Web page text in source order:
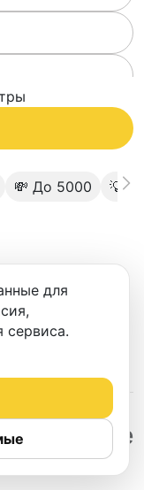
💸 До 5000
для
сервиса.